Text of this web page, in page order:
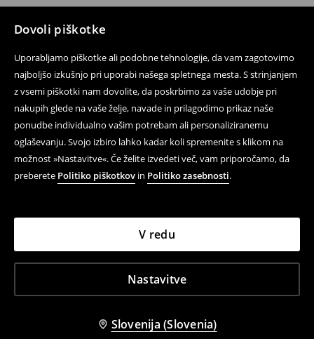
Dovoli piškotke
Uporabljamo piškotke ali podobne tehnologije, da vam zagotovimo
najboljšo izkušnjo pri uporabi našega spletnega mesta. S strinjanjem
z vsemi piškotki nam dovolite, da poskrbimo za vaše udobje pri
nakupih glede na vaše želje, navade in prilagodimo prikaz naše
ponudbe individualno vašim potrebam ali personaliziranemu
oglaševanju. Svojo izbiro lahko kadar koli spremenite s klikom na
možnost »Nastavitve«. Če želite izvedeti več, vam priporočamo, da
preberete Politiko piškotkov in Politiko zasebnosti.
Nastavitve
V redu
Slovenija (Slovenia)